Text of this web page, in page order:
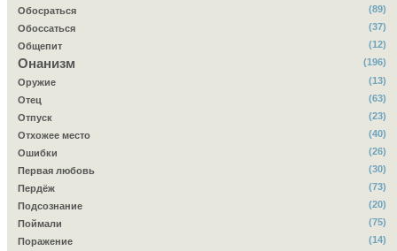
Обосраться
(89)
Обоссаться
(37)
Общепит
(12)
Онанизм
(196)
Оружие
(13)
Отец
(63)
Отпуск
(23)
Отхожее место
(40)
Ошибки
(26)
Первая любовь
(30)
Пердёж
(73)
Подсознание
(20)
Поймали
(75)
Поражение
(14)